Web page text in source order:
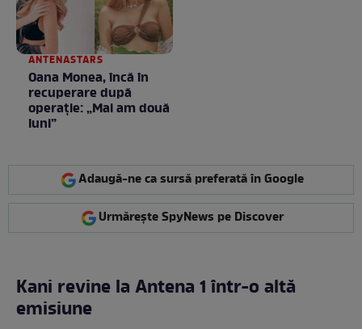
ANTENASTARS
Oana Monea, încă în
recuperare după
operație: „Mai am două
luni”
Adaugă-ne ca sursă preferată în Google
Urmărește SpyNews pe Discover
Kani revine la Antena 1 într-o altă
emisiune